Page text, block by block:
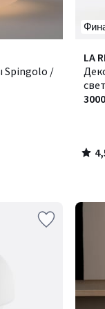
Spingolo /
LA4,5
/ 5
/